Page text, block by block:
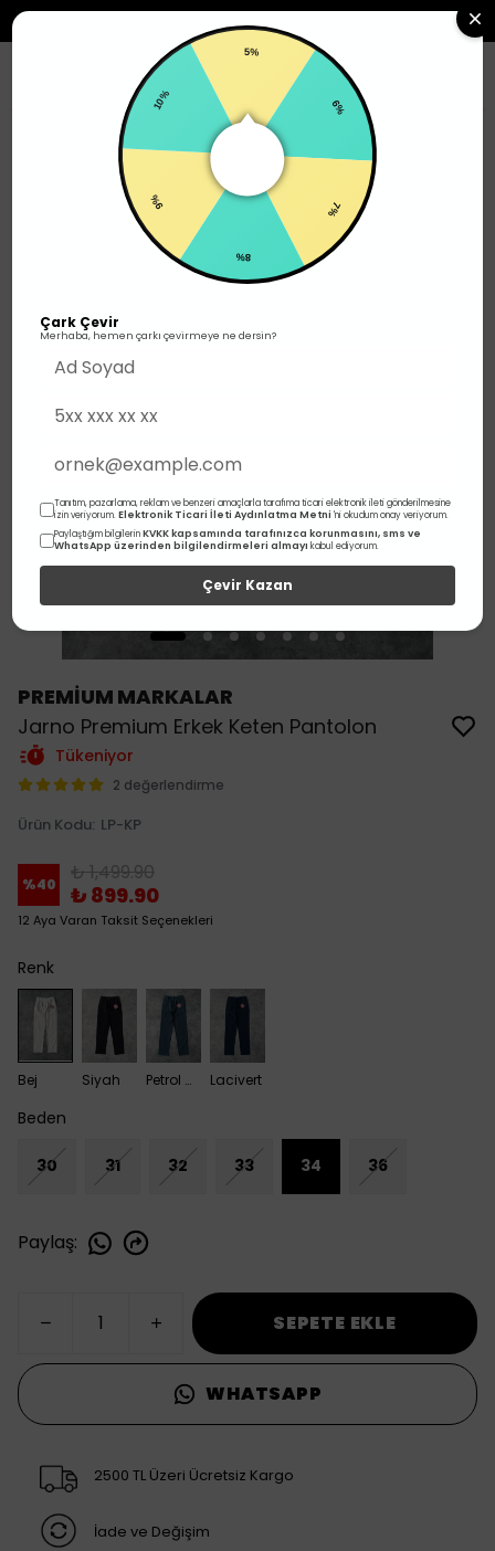
Alt Giyim Pantolon
PREMİUM MARKALAR
Jarno Premium Erkek Keten Pantolon
Tükeniyor
2 değerlendirme
Ürün Kodu: LP-KP
%40 ₺ 1,499.90
₺ 899.90
12 Aya Varan Taksit Seçenekleri
Renk
Bej Siyah Petrol Mavisi Lacivert
Beden
30 31 32 33 34 36
Paylaş:
SEPETE EKLE
WHATSAPP
2500 TL Üzeri Ücretsiz Kargo
İade ve Değişim
5%
6%
7%
8%
9%
10%
Çark Çevir
Merhaba, hemen çarkı çevirmeye ne dersin?
Tanıtım, pazarlama, reklam ve benzeri amaçlarla tarafıma ticari elektronik ileti gönderilmesine
izin veriyorum.Elektronik Ticari İleti Aydınlatma Metni 'ni okudum onay veriyorum.
Paylaştığım bilgilerinKVKK kapsamında tarafınızca korunmasını, sms ve
WhatsApp üzerinden bilgilendirmeleri almayı kabul ediyorum.
Çevir Kazan